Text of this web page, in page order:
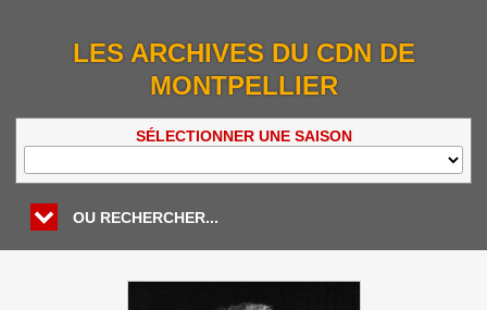
LES ARCHIVES DU CDN DE
MONTPELLIER
SÉLECTIONNER UNE SAISON
OU RECHERCHER...